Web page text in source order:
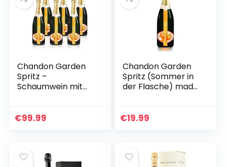
Chandon Garden
Spritz –
Schaumwein mit
€99.99
Chandon Garden
Spritz (Sommer in
der Flasche) made
€19.99